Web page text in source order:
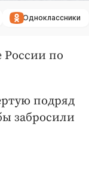
Одноклассники
России по
подряд
забросили